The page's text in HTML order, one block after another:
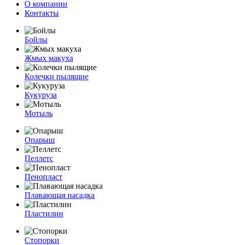
О компании
Контакты
Бойлы
Жмых макуха
Колечки пылящие
Кукуруза
Мотыль
Опарыш
Пеллетс
Пенопласт
Плавающая насадка
Пластилин
Стопорки